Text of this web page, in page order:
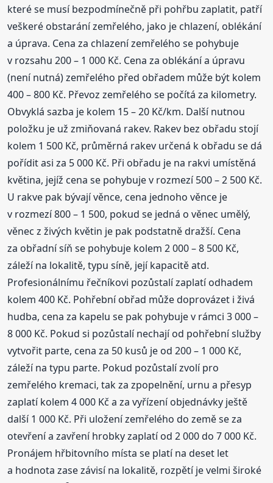
které se musí bezpodmínečně při pohřbu zaplatit, patří
veškeré obstarání zemřelého, jako je chlazení, oblékání
a úprava. Cena za chlazení zemřelého se pohybuje
v rozsahu 200 – 1 000 Kč. Cena za oblékání a úpravu
(není nutná) zemřelého před obřadem může být kolem
400 – 800 Kč. Převoz zemřelého se počítá za kilometry.
Obvyklá sazba je kolem 15 – 20 Kč/km. Další nutnou
položku je už zmiňovaná rakev. Rakev bez obřadu stojí
kolem 1 500 Kč, průměrná rakev určená k obřadu se dá
pořídit asi za 5 000 Kč. Při obřadu je na rakvi umístěná
květina, jejíž cena se pohybuje v rozmezí 500 – 2 500 Kč.
U rakve pak bývají věnce, cena jednoho věnce je
v rozmezí 800 – 1 500, pokud se jedná o věnec umělý,
věnec z živých květin je pak podstatně dražší. Cena
za obřadní síň se pohybuje kolem 2 000 – 8 500 Kč,
záleží na lokalitě, typu síně, její kapacitě atd.
Profesionálnímu řečníkovi pozůstalí zaplatí odhadem
kolem 400 Kč. Pohřební obřad může doprovázet i živá
hudba, cena za kapelu se pak pohybuje v rámci 3 000 –
8 000 Kč. Pokud si pozůstalí nechají od pohřební služby
vytvořit parte, cena za 50 kusů je od 200 – 1 000 Kč,
záleží na typu parte. Pokud pozůstalí zvolí pro
zemřelého kremaci, tak za zpopelnění, urnu a přesyp
zaplatí kolem 4 000 Kč a za vyřízení objednávky ještě
další 1 000 Kč. Při uložení zemřelého do země se za
otevření a zavření hrobky zaplatí od 2 000 do 7 000 Kč.
Pronájem hřbitovního místa se platí na deset let
a hodnota zase závisí na lokalitě, rozpětí je velmi široké